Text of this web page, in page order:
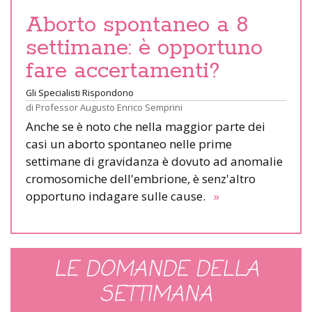
Aborto spontaneo a 8
settimane: è opportuno
fare accertamenti?
Gli Specialisti Rispondono
di Professor Augusto Enrico Semprini
Anche se è noto che nella maggior parte dei
casi un aborto spontaneo nelle prime
settimane di gravidanza è dovuto ad anomalie
cromosomiche dell'embrione, è senz'altro
opportuno indagare sulle cause. »
LE DOMANDE DELLA
SETTIMANA